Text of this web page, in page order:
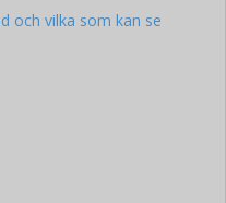
och vilka som kan se